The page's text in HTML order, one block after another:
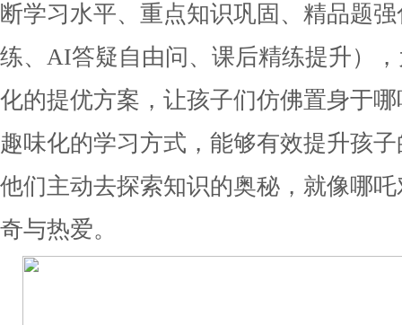
断学习水平、重点知识巩固、精品题
练、AI答疑自由问、课后精练提升）
化的提优方案，让孩子们仿佛置身于
趣味化的学习方式，能够有效提升孩
他们主动去探索知识的奥秘，就像哪
奇与热爱。